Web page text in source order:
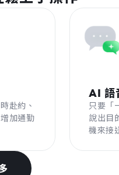
赴約、
加通勤
AI 語
只要「
說出目
機來接